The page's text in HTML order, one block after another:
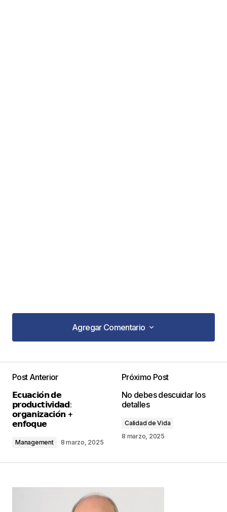
Agregar Comentario
Agregar Comentario
publicada.
Los campos obligatorios están
marcados con
Post Anterior
𝗘𝗰𝘂𝗮𝗰𝗶𝗼́𝗻 𝗱𝗲
𝗽𝗿𝗼𝗱𝘂𝗰𝘁𝗶𝘃𝗶𝗱𝗮𝗱:
𝗼𝗿𝗴𝗮𝗻𝗶𝘇𝗮𝗰𝗶𝗼́𝗻 +
𝗲𝗻𝗳𝗼𝗾𝘂𝗲
Management 8 marzo, 2025
Próximo Post
No debes descuidar los
detalles
Calidad de Vida
8 marzo, 2025